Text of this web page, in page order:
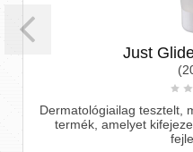
Just
Dermatológiailag tesztelt,
termék, amelyet